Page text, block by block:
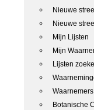
Nieuwe
Nieuwe
Mijn Lijsten
Mijn
Lijsten
Waarnemers
Botanische